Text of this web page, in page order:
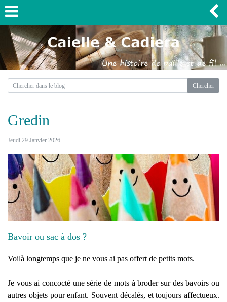
Gredin
Jeudi 29 Janvier 2026
Bavoir ou sac à dos ?
Voilà longtemps que je ne vous ai pas offert de petits mots.
Je vous ai concocté une série de mots à broder sur des bavoirs ou
autres objets pour enfant. Souvent décalés, et toujours affectueux.